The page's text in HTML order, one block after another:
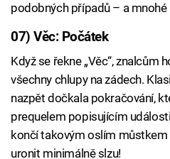
podobných případů – a mnohé
07) Věc: Počátek
Když se řekne „Věc“, znalcům
všechny chlupy na zádech.
nazpět dočkala pokračování,
prequelem popisujícím
končí takovým oslím můstkem
uronit minimálně slzu!